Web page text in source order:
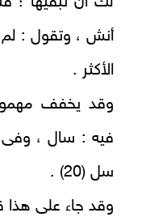
أنش ، وتقول : لم
الأكثر .
وقد يخفف
فيه : سال ،
سل (20) .
وقد جاء على هذا